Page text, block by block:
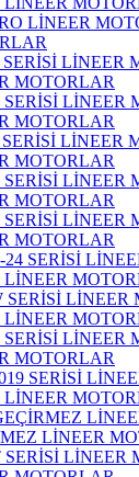
MOTORLAR
MOTORLAR
MOTORLAR
MOTORLAR
MOTORLAR
LİNEER
LİNEER
MOTORLAR
LİNEER
LİNEER